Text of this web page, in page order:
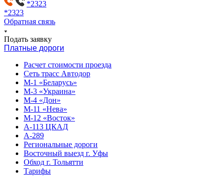
*2323
*2323
Обратная связь
Подать заявку
Платные дороги
Расчет стоимости проезда
Сеть трасс Автодор
М-1 «Беларусь»
М-3 «Украина»
М-4 «Дон»
М-11 «Нева»
М-12 «Восток»
А-113 ЦКАД
А-289
Региональные дороги
Восточный выезд г. Уфы
Обход г. Тольятти
Тарифы